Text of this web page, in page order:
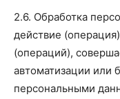
2.6. Обработка
действие
(операций),
автоматизации или
персональными